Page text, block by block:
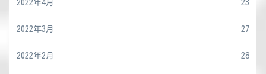
2022年4月 23
2022年3月 27
2022年2月 28